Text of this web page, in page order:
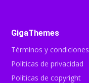
GigaThemes
Términos y condiciones
Políticas de privacidad
Políticas de copyright